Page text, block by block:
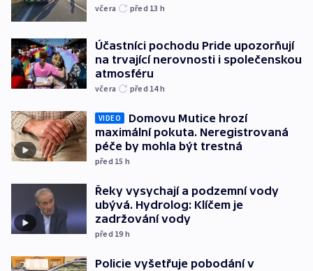
včera před 13 h
Účastníci pochodu Pride upozorňují
na trvající nerovnosti i společenskou
atmosféru
včera před 14h
VIDEO
Domovu Mutice hrozí
maximální pokuta. Neregistrovaná
péče by mohla být trestná
před 15 h
Řeky vysychají a podzemní vody
ubývá. Hydrolog: Klíčem je
zadržování vody
před 19 h
Policie vyšetřuje pobodání v